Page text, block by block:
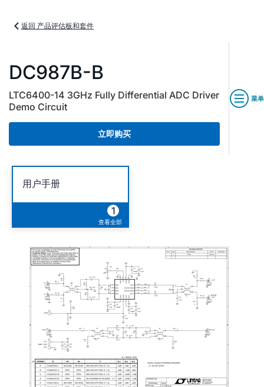
返回 产品评估板和套件
DC987B-B
LTC6400-14 3GHz Fully Differential ADC Driver
Demo Circuit
立即购买
菜单
用户手册
1
查看全部